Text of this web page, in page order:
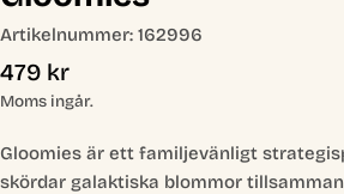
Artikelnummer: 162996
Ordinarie
pris
479 kr
Moms ingår.
Gloomies är ett familjevänligt
skördar galaktiska blommor